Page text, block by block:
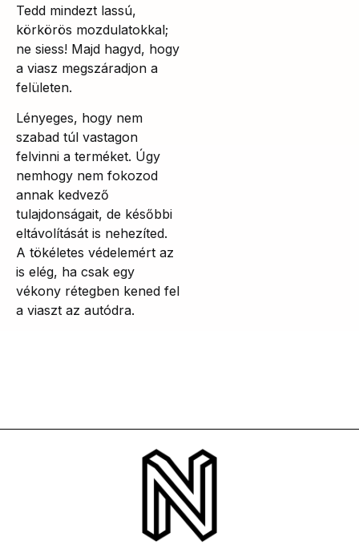
Tedd mindezt lassú,
körkörös mozdulatokkal;
ne siess! Majd hagyd, hogy
a viasz megszáradjon a
felületen.
Lényeges, hogy nem
szabad túl vastagon
felvinni a terméket. Úgy
nemhogy nem fokozod
annak kedvező
tulajdonságait, de későbbi
eltávolítását is nehezíted.
A tökéletes védelemért az
is elég, ha csak egy
vékony rétegben kened fel
a viaszt az autódra.